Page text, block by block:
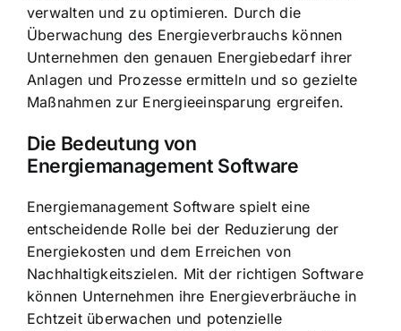
verwalten und zu optimieren. Durch die
Überwachung des Energieverbrauchs können
Unternehmen den genauen Energiebedarf ihrer
Anlagen und Prozesse ermitteln und so gezielte
Maßnahmen zur Energieeinsparung ergreifen.
Die Bedeutung von
Energiemanagement Software
Energiemanagement Software spielt eine
entscheidende Rolle bei der Reduzierung der
Energiekosten und dem Erreichen von
Nachhaltigkeitszielen. Mit der richtigen Software
können Unternehmen ihre Energieverbräuche in
Echtzeit überwachen und potenzielle